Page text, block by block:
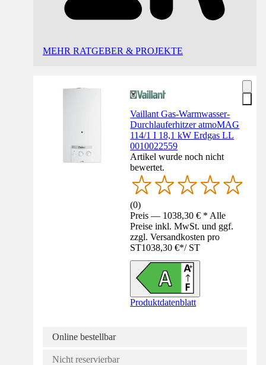
MEHR RATGEBER & PROJEKTE
Vaillant Gas-Warmwasser-
Durchlauferhitzer atmoMAG
114/1 I 18,1 kW Erdgas LL
0010022559
Artikel wurde noch nicht
bewertet.
(0)
Preis — 1038,30 € * Alle
Preise inkl. MwSt. und ggf.
zzgl. Versandkosten pro
ST1038,30 €*/ ST
Produktdatenblatt
Online bestellbar
Nicht reservierbar